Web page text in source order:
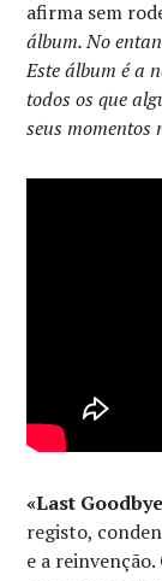
afirma sem
álbum. No
Este álbum é a
todos os que
seus momentos
«Last
registo,
e a